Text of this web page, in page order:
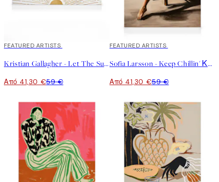
30%*
FEATURED ARTISTS
Kristian Gallagher - Let The Sunshine in Καμβάς
Από 41,30 €59 €
30%*
FEATURED ARTISTS
Sofia Larsson - Keep Chillin' Καμβάς
Από 41,30 €59 €